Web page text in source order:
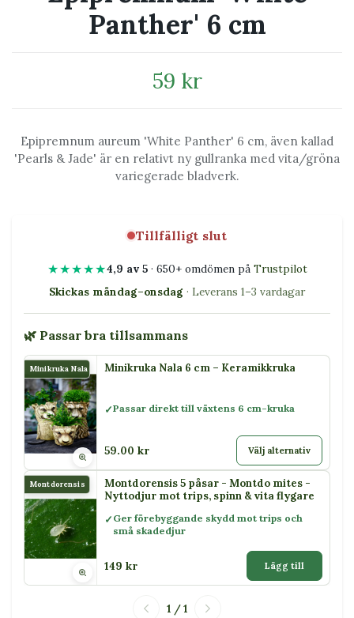
Panther' 6 cm
59 kr
Epipremnum aureum 'White Panther' 6 cm, även kallad
'Pearls & Jade' är en relativt ny gullranka med vita/gröna
variegerade bladverk.
Tillfälligt slut
★★★★★4,9 av 5· 650+ omdömen på Trustpilot
Skickas måndag–onsdag · Leverans 1–3 vardagar
🌿 Passar bra tillsammans
Minikruka Nala Minikruka Nala 6 cm – Keramikkruka
Passar direkt till växtens 6 cm-kruka
59.00 kr Välj alternativ
Montdorensis
Montdorensis 5 påsar - Montdo mites -
Nyttodjur mot trips, spinn & vita flygare
Ger förebyggande skydd mot trips och
små skadedjur
149 kr Lägg till
1 / 1